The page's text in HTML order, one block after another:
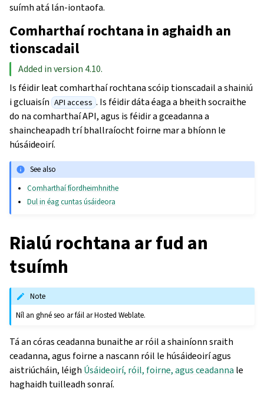
suímh atá lán-iontaofa.
Comharthaí rochtana in aghaidh an
tionscadail
Added in version 4.10.
Is féidir leat comharthaí rochtana scóip tionscadail a shainiú
i gcluaisín API access . Is féidir dáta éaga a bheith socraithe
do na comharthaí API, agus is féidir a gceadanna a
shaincheapadh trí bhallraíocht foirne mar a bhíonn le
húsáideoirí.
See also
Comharthaí fíordheimhnithe
Dul in éag cuntas úsáideora
Rialú rochtana ar fud an
tsuímh
Note
Níl an ghné seo ar fáil ar Hosted Weblate.
Tá an córas ceadanna bunaithe ar róil a shainíonn sraith
ceadanna, agus foirne a nascann róil le húsáideoirí agus
aistriúcháin, léigh Úsáideoirí, róil, foirne, agus ceadanna le
haghaidh tuilleadh sonraí.